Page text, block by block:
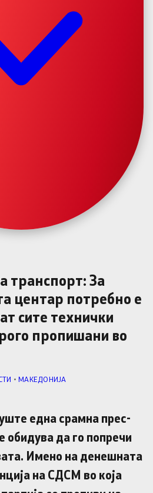
транспорт: За
центар потребно е
сите технички
пропишани во
•МАКЕДОНИЈА
една срамна прес-
обидува да го попречи
Имено на денешната
на СДСМ во која